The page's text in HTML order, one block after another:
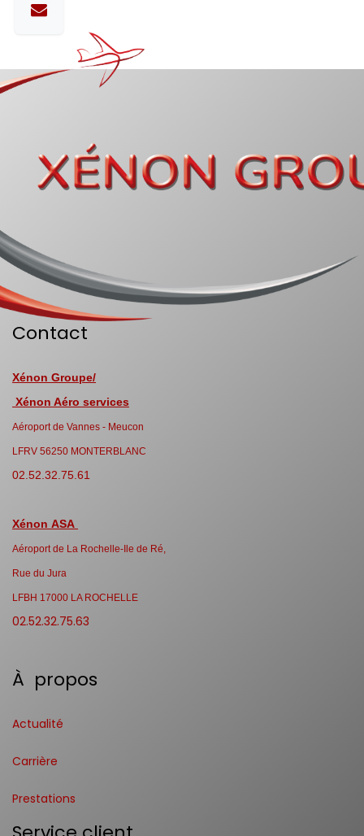
Contact
Xénon Groupe/
Xénon Aéro services
Aéroport de Vannes - Meucon
LFRV 56250 MONTERBLANC
02.52.32.75.61
Xénon ASA
Aéroport de La Rochelle-Ile de Ré,
Rue du Jura
LFBH 17000 LA ROCHELLE
02.52.32.75.63
À propos
Actualité
Carrière
Prestations